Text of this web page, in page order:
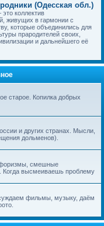
(Одесская обл.)
коллектив
живущих в гармонии с
которые объединились для
прародителей своих,
и дальнейшего её
старое. Копилка добрых
и других странах. Мысли,
дольменов).
смешные
Когда высмеиваешь проблему
фильмы, музыку, даём